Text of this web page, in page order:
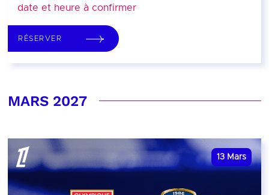
date et heure à confirmer
RÉSERVER
MARS 2027
13 Mars